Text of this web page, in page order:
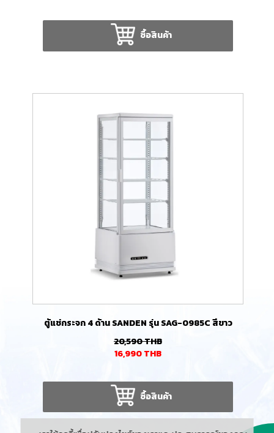
ซื้อสินค้า
ตู้แช่กระจก 4 ด้าน SANDEN รุ่น SAG-0985C สีขาว
20,590THB
16,990THB
ซื้อสินค้า